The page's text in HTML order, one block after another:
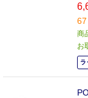
67
商
お
ラ